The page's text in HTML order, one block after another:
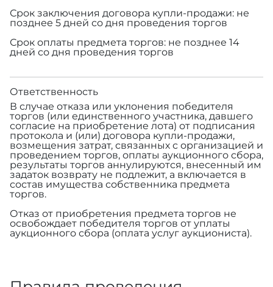
Срок заключения договора купли-продажи: не
позднее 5 дней со дня проведения торгов
Срок оплаты предмета торгов: не позднее 14
дней со дня проведения торгов
Ответственность
В случае отказа или уклонения победителя
торгов (или единственного участника, давшего
согласие на приобретение лота) от подписания
протокола и (или) договора купли-продажи,
возмещения затрат, связанных с организацией и
проведением торгов, оплаты аукционного сбора,
результаты торгов аннулируются, внесенный им
задаток возврату не подлежит, а включается в
состав имущества собственника предмета
торгов.
Отказ от приобретения предмета торгов не
освобождает победителя торгов от уплаты
аукционного сбора (оплата услуг аукциониста).